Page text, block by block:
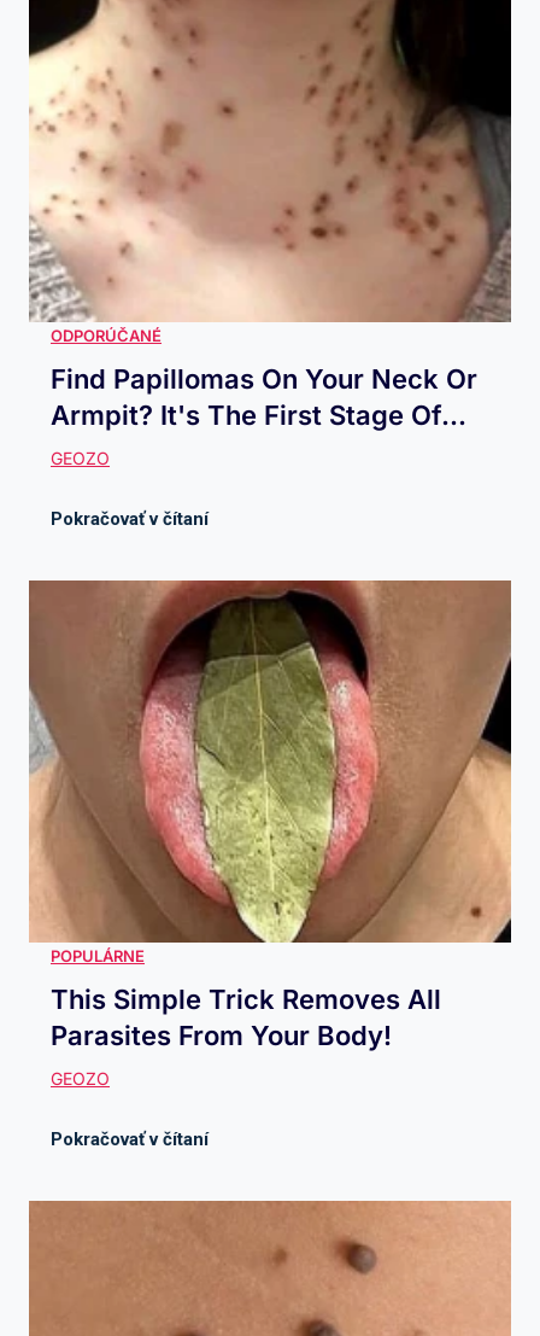
Find Papillomas On Your Neck Or
Armpit? It's The First Stage Of...
This Simple Trick Removes All
Parasites From Your Body!